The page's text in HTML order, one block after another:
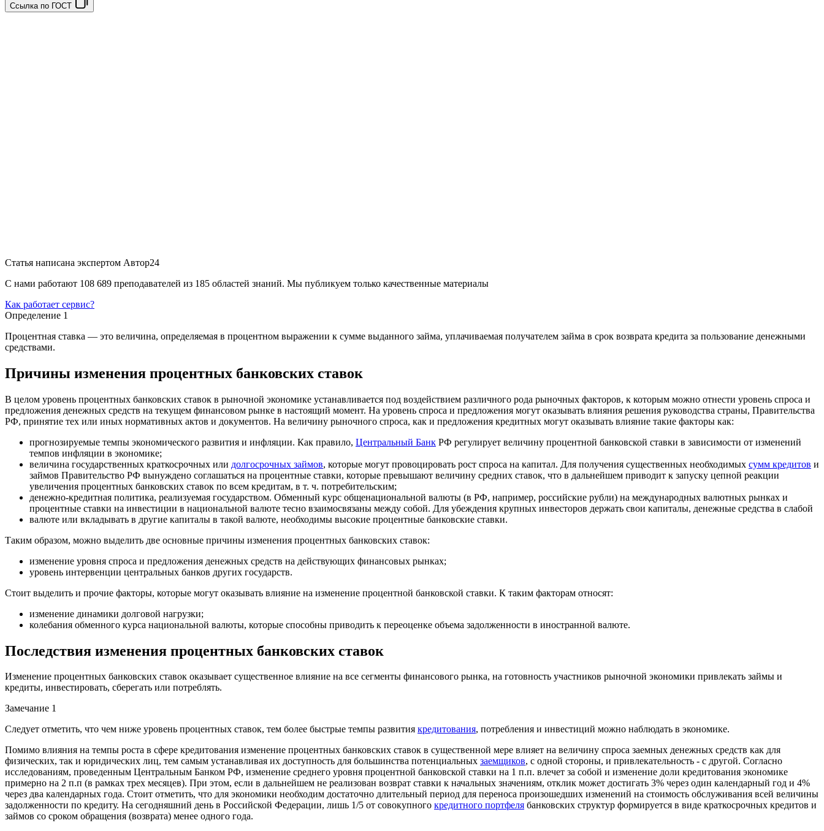
Ссылка по ГОСТ
Статья написана экспертом Автор24
С нами работают 108 689 преподавателей из 185 областей знаний. Мы публикуем только качественные материалы
Как работает сервис?
Определение 1
Процентная ставка — это величина, определяемая в процентном выражении к сумме выданного займа, уплачиваемая получателем займа в срок возврата кредита за пользование денежными
средствами.
Причины изменения процентных банковских ставок
В целом уровень процентных банковских ставок в рыночной экономике устанавливается под воздействием различного рода рыночных факторов, к которым можно отнести уровень спроса и
предложения денежных средств на текущем финансовом рынке в настоящий момент. На уровень спроса и предложения могут оказывать влияния решения руководства страны, Правительства
РФ, принятие тех или иных нормативных актов и документов. На величину рыночного спроса, как и предложения кредитных могут оказывать влияние такие факторы как:
прогнозируемые темпы экономического развития и инфляции. Как правило, Центральный Банк РФ регулирует величину процентной банковской ставки в зависимости от изменений
темпов инфляции в экономике;
величина государственных краткосрочных или долгосрочных займов, которые могут провоцировать рост спроса на капитал. Для получения существенных необходимых сумм кредитов и
займов Правительство РФ вынуждено соглашаться на процентные ставки, которые превышают величину средних ставок, что в дальнейшем приводит к запуску цепной реакции
увеличения процентных банковских ставок по всем кредитам, в т. ч. потребительским;
денежно-кредитная политика, реализуемая государством. Обменный курс общенациональной валюты (в РФ, например, российские рубли) на международных валютных рынках и
процентные ставки на инвестиции в национальной валюте тесно взаимосвязаны между собой. Для убеждения крупных инвесторов держать свои капиталы, денежные средства в слабой
валюте или вкладывать в другие капиталы в такой валюте, необходимы высокие процентные банковские ставки.
Таким образом, можно выделить две основные причины изменения процентных банковских ставок:
изменение уровня спроса и предложения денежных средств на действующих финансовых рынках;
уровень интервенции центральных банков других государств.
Стоит выделить и прочие факторы, которые могут оказывать влияние на изменение процентной банковской ставки. К таким факторам относят:
изменение динамики долговой нагрузки;
колебания обменного курса национальной валюты, которые способны приводить к переоценке объема задолженности в иностранной валюте.
Последствия изменения процентных банковских ставок
Изменение процентных банковских ставок оказывает существенное влияние на все сегменты финансового рынка, на готовность участников рыночной экономики привлекать займы и
кредиты, инвестировать, сберегать или потреблять.
Замечание 1
Следует отметить, что чем ниже уровень процентных ставок, тем более быстрые темпы развития кредитования, потребления и инвестиций можно наблюдать в экономике.
Помимо влияния на темпы роста в сфере кредитования изменение процентных банковских ставок в существенной мере влияет на величину спроса заемных денежных средств как для
физических, так и юридических лиц, тем самым устанавливая их доступность для большинства потенциальных заемщиков, с одной стороны, и привлекательность - с другой. Согласно
исследованиям, проведенным Центральным Банком РФ, изменение среднего уровня процентной банковской ставки на 1 п.п. влечет за собой и изменение доли кредитования экономике
примерно на 2 п.п (в рамках трех месяцев). При этом, если в дальнейшем не реализован возврат ставки к начальных значениям, отклик может достигать 3% через один календарный год и 4%
через два календарных года. Стоит отметить, что для экономики необходим достаточно длительный период для переноса произошедших изменений на стоимость обслуживания всей величины
задолженности по кредиту. На сегодняшний день в Российской Федерации, лишь 1/5 от совокупного кредитного портфеля банковских структур формируется в виде краткосрочных кредитов и
займов со сроком обращения (возврата) менее одного года.